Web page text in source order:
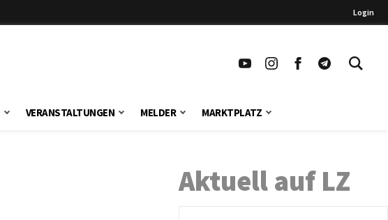
Login
VERANSTALTUNGEN MELDER MARKTPLATZ
Aktuell auf LZ